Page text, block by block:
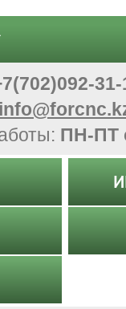
31-
ПН-ПТ